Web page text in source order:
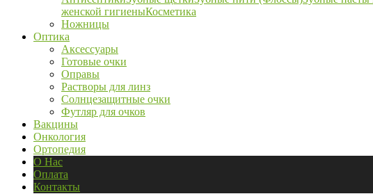
женской гигиеныКосметика
Ножницы
Оптика
Аксессуары
Готовые очки
Оправы
Растворы для линз
Солнцезащитные очки
Футляр для очков
Вакцины
Онкология
Ортопедия
О Нас
Оплата
Контакты